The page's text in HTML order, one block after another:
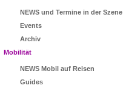
NEWS und Termine in der Szene
Events
Archiv
Mobilität
NEWS Mobil auf Reisen
Guides